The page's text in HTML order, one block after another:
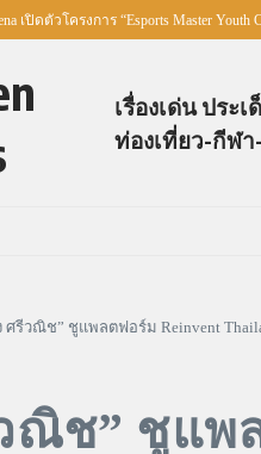
ปิดตัวโครงการ “Esports Master Youth
เรื่องเด่น ประ
ท่องเที่ยว-กีฬา
ศรีวณิช” ชูแพลตฟอร์ม Reinvent
ณิช” ชูแพ